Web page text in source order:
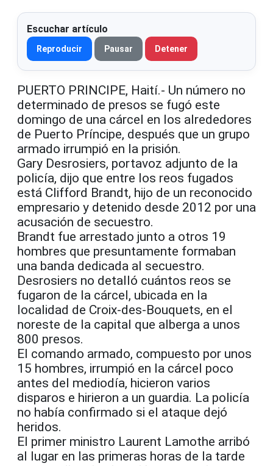
Escuchar artículo
Reproducir Pausar Detener
PUERTO PRINCIPE, Haití.- Un número no
determinado de presos se fugó este
domingo de una cárcel en los alrededores
de Puerto Príncipe, después que un grupo
armado irrumpió en la prisión.
Gary Desrosiers, portavoz adjunto de la
policía, dijo que entre los reos fugados
está Clifford Brandt, hijo de un reconocido
empresario y detenido desde 2012 por una
acusación de secuestro.
Brandt fue arrestado junto a otros 19
hombres que presuntamente formaban
una banda dedicada al secuestro.
Desrosiers no detalló cuántos reos se
fugaron de la cárcel, ubicada en la
localidad de Croix-des-Bouquets, en el
noreste de la capital que alberga a unos
800 presos.
El comando armado, compuesto por unos
15 hombres, irrumpió en la cárcel poco
antes del mediodía, hicieron varios
disparos e hirieron a un guardia. La policía
no había confirmado si el ataque dejó
heridos.
El primer ministro Laurent Lamothe arribó
al lugar en las primeras horas de la tarde